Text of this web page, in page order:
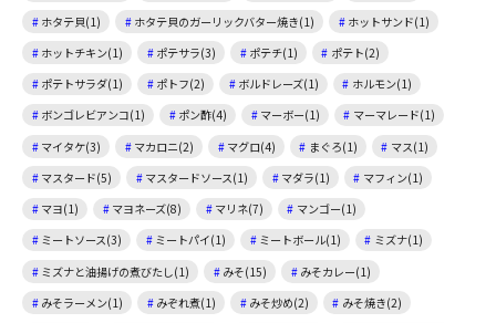
ホタテ貝(1)
ホタテ貝のガーリックバター焼き(1)
ホットサンド(1)
ホットチキン(1)
ポテサラ(3) ポテチ(1)
ポテト(2)
ポテトサラダ(1)
ポトフ(2) ボルドレーズ(1)
ホルモン(1)
ボンゴレビアンコ(1)
ポン酢(4) マーボー(1)
マーマレード(1)
マイタケ(3)
マカロニ(2) マグロ(4) まぐろ(1)
マス(1)
マスタード(5)
マスタードソース(1) マダラ(1)
マフィン(1)
マヨ(1)
マヨネーズ(8) マリネ(7)
マンゴー(1)
ミートソース(3)
ミートパイ(1) ミートボール(1)
ミズナ(1)
ミズナと油揚げの煮びたし(1)
みそ(15)
みそカレー(1)
みそラーメン(1)
みぞれ煮(1) みそ炒め(2)
みそ焼き(2)